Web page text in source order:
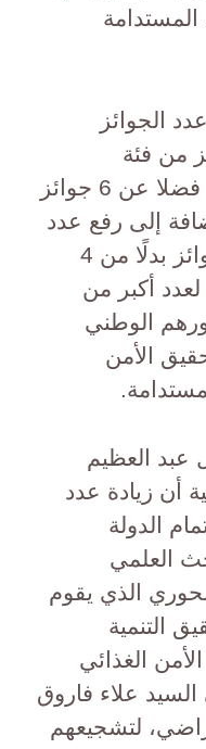
المستدامة
الجوائز
يمنح 4 جوائز من فئة
التقديرية، بدلًا من جائزتين، فضلا عن 6 جوائز
بدلًا من 4، بالإضافة إلى رفع عدد
الجوائز التشجيعية إلى 6 جوائز بدلًا من 4
أكبر من
الوطني
الأمن
عبد العظيم
أن زيادة عدد
الدولة
العلمي
الذي يقوم
التنمية
الغذائي
علاء فاروق
لتشجيعهم